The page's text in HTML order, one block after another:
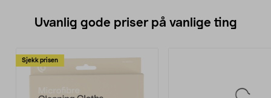
Uvanlig gode priser på vanlige ting
Sjekk prisen